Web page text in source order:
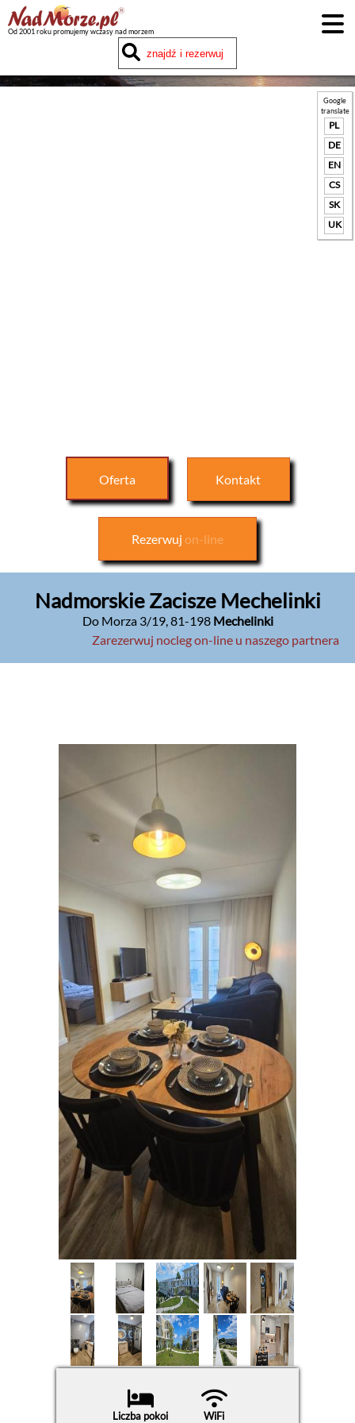
Od 2001 roku promujemy wczasy nad morzem
Google
translate
PL
DE
EN
CS
SK
UK
Oferta Kontakt
Rezerwuj on-line
Nadmorskie Zacisze Mechelinki
Do Morza 3/19,81-198 Mechelinki
Zarezerwuj nocleg on-line u naszego partnera
Liczba pokoi
WiFi